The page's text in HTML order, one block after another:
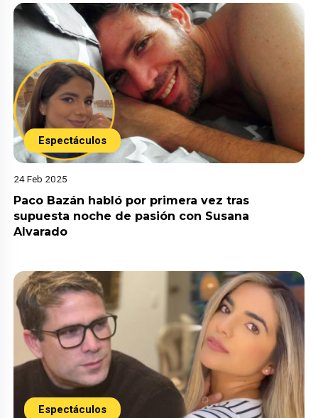
Espectáculos
24 Feb 2025
Paco Bazán habló por primera vez tras
supuesta noche de pasión con Susana
Alvarado
Espectáculos